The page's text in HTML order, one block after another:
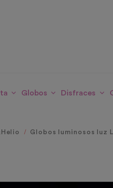
Globos Disfraces
Globos luminosos luz